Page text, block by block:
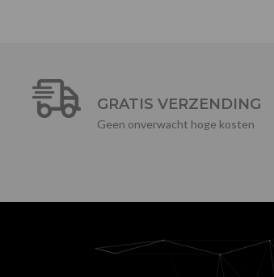
GRATIS VERZENDING
Geen onverwacht hoge kosten